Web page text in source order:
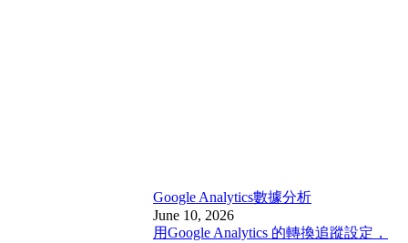
Google Analytics數據分析
June 10, 2026
用Google Analytics 的轉換追蹤設定，